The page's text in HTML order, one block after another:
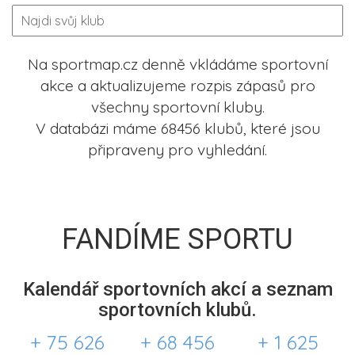
Na sportmap.cz denně vkládáme sportovní
akce a aktualizujeme rozpis zápasů pro
všechny sportovní kluby.
V databázi máme 68456 klubů, které jsou
připraveny pro vyhledání.
FANDÍME SPORTU
Kalendář sportovních akcí a seznam
sportovních klubů.
+ 75 626 + 68 456 + 1 625